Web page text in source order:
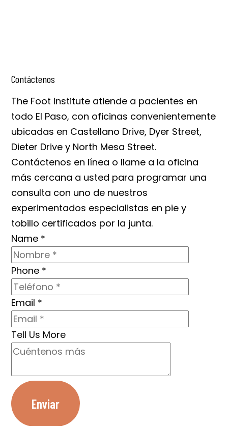
Contáctenos
The Foot Institute atiende a pacientes en
todo El Paso, con oficinas convenientemente
ubicadas en Castellano Drive, Dyer Street,
Dieter Drive y North Mesa Street.
Contáctenos en línea o llame a la oficina
más cercana a usted para programar una
consulta con uno de nuestros
experimentados especialistas en pie y
tobillo certificados por la junta.
Name *
Phone *
Email *
Tell Us More
Enviar